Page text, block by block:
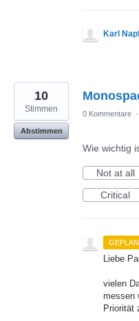
Karl
10
Stimmen
Abstimmen
0 Kommentare ·
Wie wichtig
Not at all
Critical
Liebe
vielen
messen
Priorität